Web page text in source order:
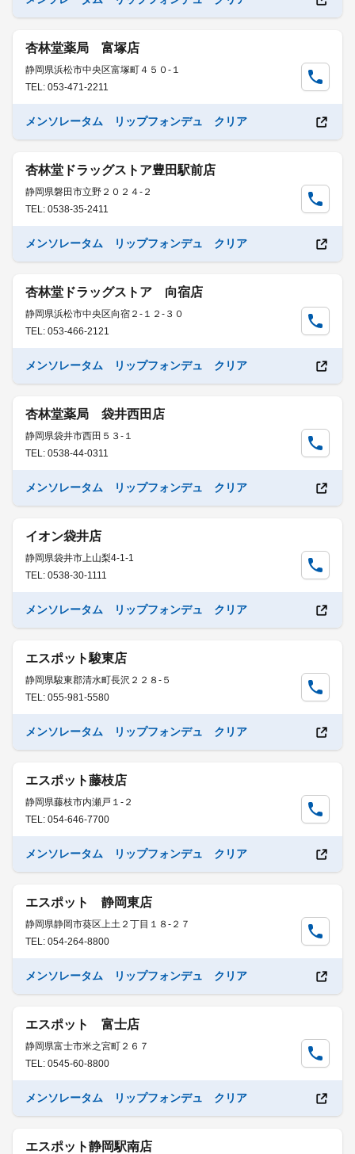
杏林堂薬局 富塚店
静岡県浜松市中央区富塚町４５０-１
TEL: 053-471-2211
メンソレータム リップフォンデュ クリア
杏林堂ドラッグストア豊田駅前店
静岡県磐田市立野２０２４-２
TEL: 0538-35-2411
メンソレータム リップフォンデュ クリア
杏林堂ドラッグストア 向宿店
静岡県浜松市中央区向宿２-１２-３０
TEL: 053-466-2121
メンソレータム リップフォンデュ クリア
杏林堂薬局 袋井西田店
静岡県袋井市西田５３-１
TEL: 0538-44-0311
メンソレータム リップフォンデュ クリア
イオン袋井店
静岡県袋井市上山梨4-1-1
TEL: 0538-30-1111
メンソレータム リップフォンデュ クリア
エスポット駿東店
静岡県駿東郡清水町長沢２２８-５
TEL: 055-981-5580
メンソレータム リップフォンデュ クリア
エスポット藤枝店
静岡県藤枝市内瀬戸１-２
TEL: 054-646-7700
メンソレータム リップフォンデュ クリア
エスポット 静岡東店
静岡県静岡市葵区上土２丁目１８-２７
TEL: 054-264-8800
メンソレータム リップフォンデュ クリア
エスポット 富士店
静岡県富士市米之宮町２６７
TEL: 0545-60-8800
メンソレータム リップフォンデュ クリア
エスポット静岡駅南店